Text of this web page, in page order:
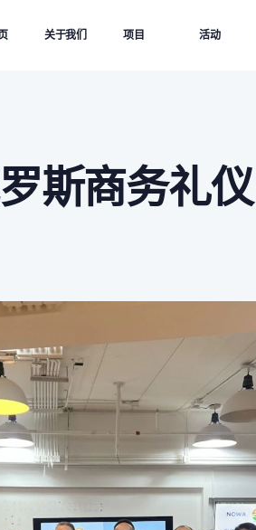
关于我们 项目 活动
斯商务礼仪